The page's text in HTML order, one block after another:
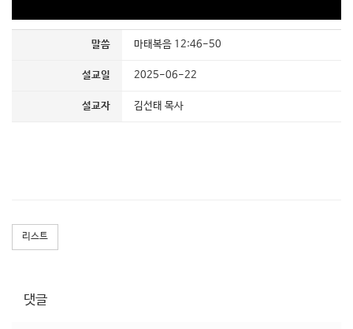
말씀 마태복음 12:46-50
설교일 2025-06-22
설교자 김선태 목사
리스트
댓글